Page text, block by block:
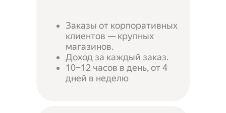
Заказы от корпоративных
клиентов — крупных
магазинов.
Доход за каждый заказ.
10–12 часов в день, от 4
дней в неделю